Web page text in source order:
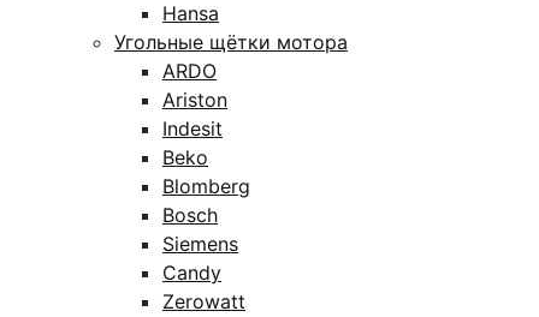
Hansa
Угольные щётки мотора
ARDO
Ariston
Indesit
Beko
Blomberg
Bosch
Siemens
Candy
Zerowatt